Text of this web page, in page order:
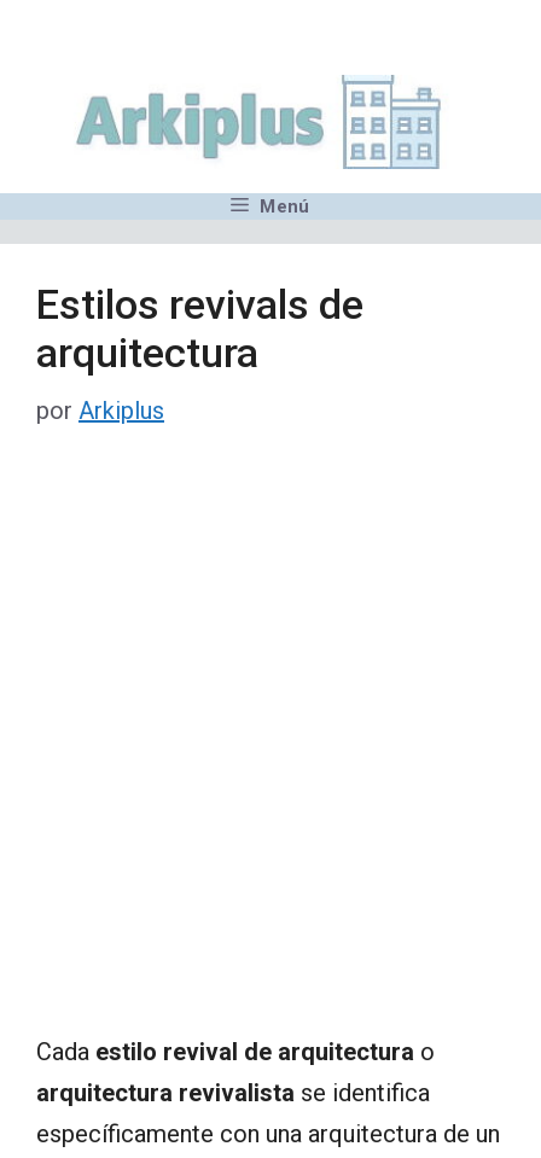
contenido
Menú
Estilos revivals de
arquitectura
por Arkiplus
Cada estilo revival de arquitectura o
arquitectura revivalista se identifica
específicamente con una arquitectura de un